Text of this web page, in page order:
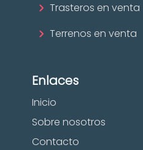
Trasteros en venta
Terrenos en venta
Enlaces
Inicio
Sobre nosotros
Contacto